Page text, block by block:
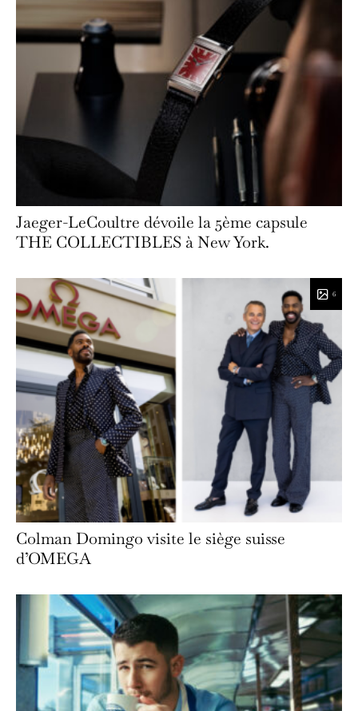
Jaeger-LeCoultre dévoile la 5ème capsule
THE COLLECTIBLES à New York.
6
Colman Domingo visite le siège suisse
d’OMEGA